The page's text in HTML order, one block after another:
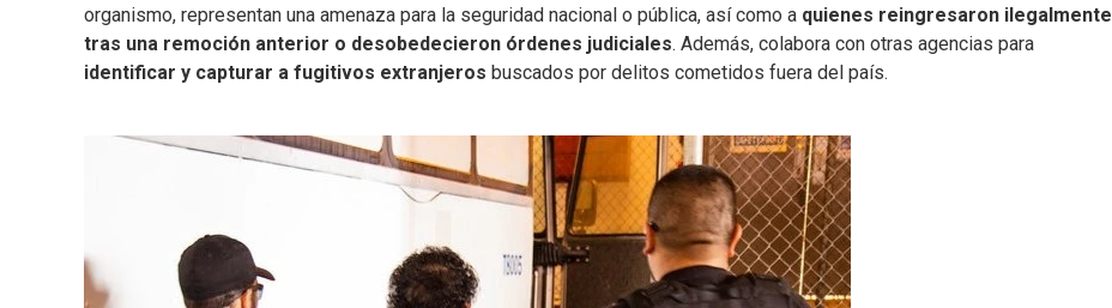
organismo, representan una amenaza para la seguridad nacional o pública, así como a quienes reingresaron ilegalmente
tras una remoción anterior o desobedecieron órdenes judiciales. Además, colabora con otras agencias para
identificar y capturar a fugitivos extranjeros buscados por delitos cometidos fuera del país.